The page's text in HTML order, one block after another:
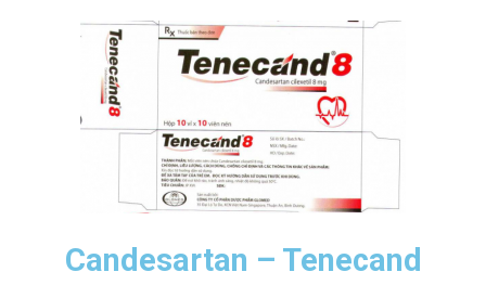
Candesartan – Tenecand